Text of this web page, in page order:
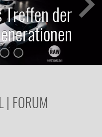
Treffen der
| FORUM